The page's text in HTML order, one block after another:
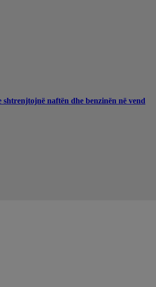
naftën dhe benzinën në vend